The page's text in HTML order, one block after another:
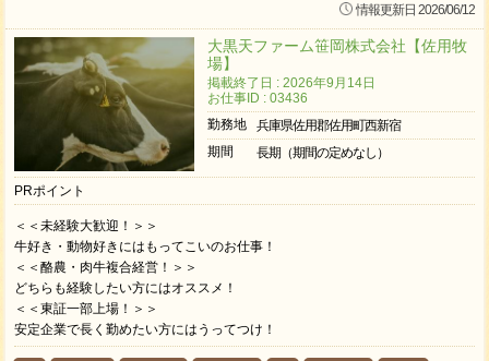
情報更新日 2026/06/12
大黒天ファーム笹岡株式会社【佐用牧
場】
掲載終了日 : 2026年9月14日
お仕事ID : 03436
勤務地
兵庫県佐用郡佐用町西新宿
期間
長期（期間の定めなし）
PRポイント
＜＜未経験大歓迎！＞＞
牛好き・動物好きにはもってこいのお仕事！
＜＜酪農・肉牛複合経営！＞＞
どちらも経験したい方にはオススメ！
＜＜東証一部上場！＞＞
安定企業で長く勤めたい方にはうってつけ！